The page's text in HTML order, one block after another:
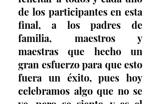
de los participantes en esta
final, a los padres de
familia, maestros y
maestras que hecho un
gran esfuerzo para que esto
fuera un éxito, pues hoy
celebramos algo que no se